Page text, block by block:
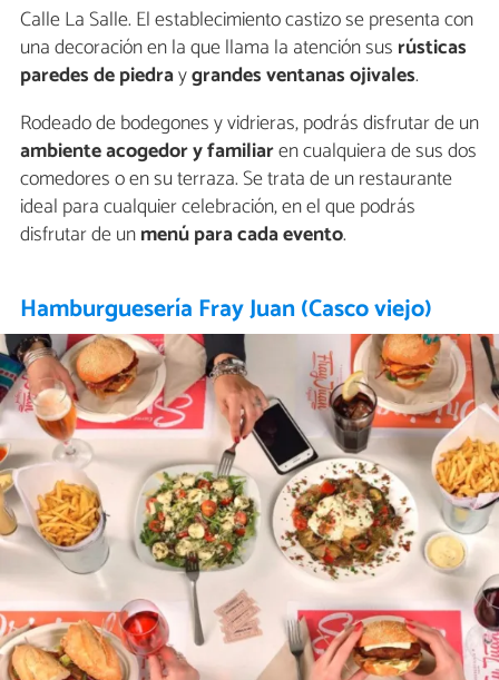
Calle La Salle. El establecimiento castizo se presenta con
una decoración en la que llama la atención sus rústicas
paredes de piedraygrandes ventanas ojivales.
Rodeado de bodegones y vidrieras, podrás disfrutar de un
ambiente acogedor y familiaren cualquiera de sus dos
comedores o en su terraza. Se trata de un restaurante
ideal para cualquier celebración, en el que podrás
disfrutar de unmenú para cada evento.
Hamburguesería Fray Juan (Casco viejo)